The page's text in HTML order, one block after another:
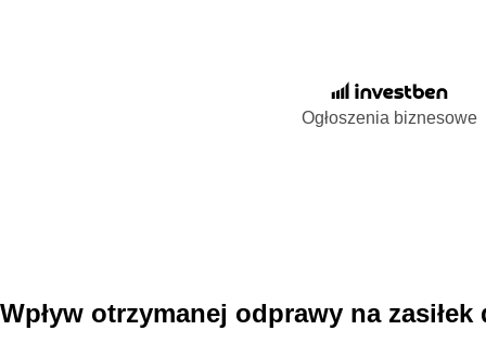
Ogłoszenia biznesowe
Wpływ otrzymanej odprawy na